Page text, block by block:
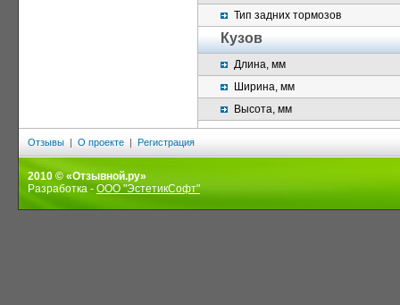
Тип задних тормозов
Кузов
Длина, мм
Ширина, мм
Высота, мм
Отзывы | О проекте | Регистрация
2010 © «Отзывной.ру»
Разработка - ООО "ЭстетикСофт"